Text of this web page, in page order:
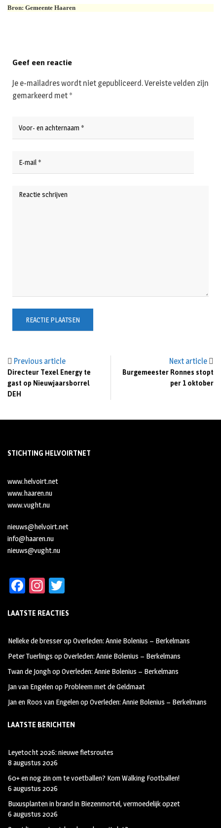
Bron: Gemeente Haaren
Previous article
Directeur Texel Energy te
gast op Nieuwjaarsborrel
DEH
Next article
Burgemeester Ronnes stopt
per 1 oktober
Geef een reactie
Je e-mailadres wordt niet gepubliceerd.Vereiste velden zijn
gemarkeerd met *
STICHTING HELVOIRTNET
www.helvoirt.net
www.haaren.nu
www.vught.nu
nieuws@helvoirt.net
info@haaren.nu
nieuws@vught.nu
Fa
b
oo
k
In
ag
m
tt
LAATSTE REACTIES
Nelleke de bresseropOverleden: Annie Bolenius – Berkelmans
Peter Tuerlings opOverleden: Annie Bolenius – Berkelmans
Twan de JonghopOverleden: Annie Bolenius – Berkelmans
Jan van Engelenop Probleem met de Geldmaat
Jan en Roos van EngelenopOverleden: Annie Bolenius – Berkelmans
LAATSTE BERICHTEN
Leyetocht 2026: nieuwe fietsroutes
8 augustus 2026
60+ en nog zin om te voetballen? Kom Walking Footballen!
6 augustus 2026
Buxusplanten in brand in Biezenmortel, vermoedelijk opzet
6 augustus 2026